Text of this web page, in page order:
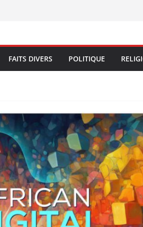
FAITS DIVERS POLITIQUE